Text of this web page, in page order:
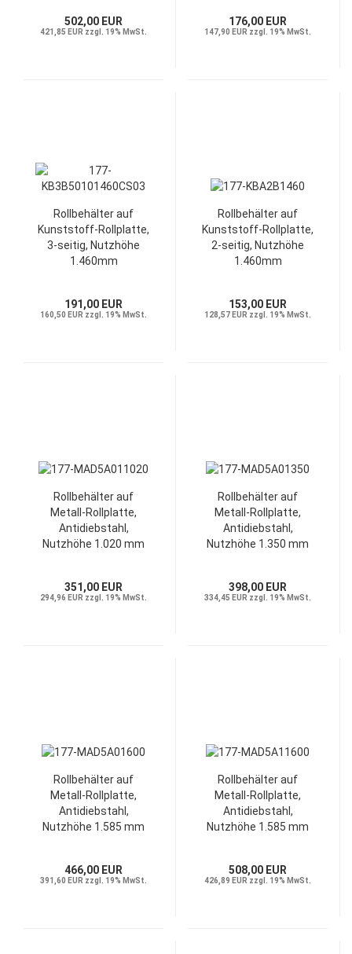
502,00 EUR
421,85 EUR zzgl. 19% MwSt.
176,00 EUR
147,90 EUR zzgl. 19% MwSt.
Rollbehälter auf
Kunststoff-Rollplatte,
3-seitig, Nutzhöhe
1.460mm
191,00 EUR
160,50 EUR zzgl. 19% MwSt.
Rollbehälter auf
Kunststoff-Rollplatte,
2-seitig, Nutzhöhe
1.460mm
153,00 EUR
128,57 EUR zzgl. 19% MwSt.
Rollbehälter auf
Metall-Rollplatte,
Antidiebstahl,
Nutzhöhe 1.020 mm
351,00 EUR
294,96 EUR zzgl. 19% MwSt.
Rollbehälter auf
Metall-Rollplatte,
Antidiebstahl,
Nutzhöhe 1.350 mm
398,00 EUR
334,45 EUR zzgl. 19% MwSt.
Rollbehälter auf
Metall-Rollplatte,
Antidiebstahl,
Nutzhöhe 1.585 mm
466,00 EUR
391,60 EUR zzgl. 19% MwSt.
Rollbehälter auf
Metall-Rollplatte,
Antidiebstahl,
Nutzhöhe 1.585 mm
508,00 EUR
426,89 EUR zzgl. 19% MwSt.